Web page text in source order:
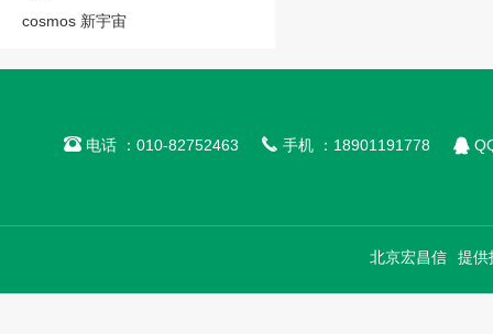
cosmos 新宇宙
电话 ：010-82752463  手机 ：18901191778 
北京宏昌信 提供